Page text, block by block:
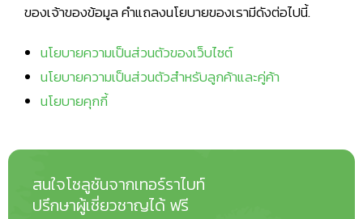
ของเจ้าของข้อมูล คำแถลงนโยบายของเรามีดังต่อไปนี้.
นโยบายความเป็นส่วนตัวของเว็บไซต์
นโยบายความเป็นส่วนตัวสำหรับลูกค้าและคู่ค้า
นโยบายคุกกี้
สนใจโซลูชันจากเทอร์ราไบท์
ปรึกษาผู้เชี่ยวชาญได้ ฟรี